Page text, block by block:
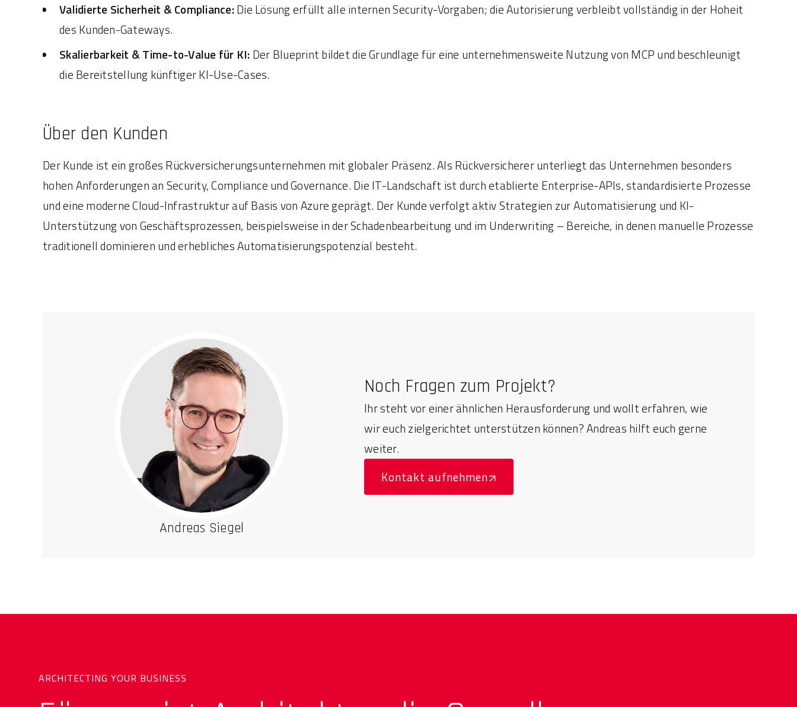
Validierte Sicherheit & Compliance:Die Lösung erfüllt alle internen Security-Vorgaben; die Autorisierung verbleibt vollständig in der Hoheit
des Kunden-Gateways.
Skalierbarkeit & Time-to-Value für KI: Der Blueprint bildet die Grundlage für eine unternehmensweite Nutzung von MCP und beschleunigt
die Bereitstellung künftiger KI-Use-Cases.
Über den Kunden
Der Kunde ist ein großes Rückversicherungsunternehmen mit globaler Präsenz. Als Rückversicherer unterliegt das Unternehmen besonders
hohen Anforderungen an Security, Compliance und Governance. Die IT-Landschaft ist durch etablierte Enterprise-APIs, standardisierte Prozesse
und eine moderne Cloud-Infrastruktur auf Basis von Azure geprägt. Der Kunde verfolgt aktiv Strategien zur Automatisierung und KI-
Unterstützung von Geschäftsprozessen, beispielsweise in der Schadenbearbeitung und im Underwriting – Bereiche, in denen manuelle Prozesse
traditionell dominieren und erhebliches Automatisierungspotenzial besteht.
Andreas Siegel
Noch Fragen zum Projekt?
Ihr steht vor einer ähnlichen Herausforderung und wollt erfahren, wie
wir euch zielgerichtet unterstützen können? Andreas hilft euch gerne
weiter.
Kontakt aufnehmen
ARCHITECTING YOUR BUSINESS